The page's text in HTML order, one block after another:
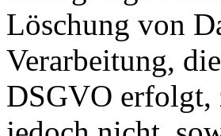
Löschung von
Verarbeitung,
DSGVO erfolgt,